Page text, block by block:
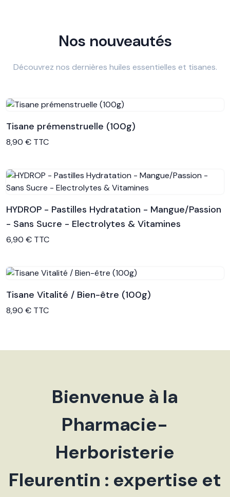
Nos nouveautés
Découvrez nos dernières huiles essentielles et tisanes.
Voir le produit
Tisane prémenstruelle (100g)
8,90 € TTC
Voir le produit
HYDROP - Pastilles Hydratation - Mangue/Passion
- Sans Sucre - Electrolytes & Vitamines
6,90 € TTC
Voir le produit
Tisane Vitalité / Bien-être (100g)
8,90 € TTC
Bienvenue à la
Pharmacie-
Herboristerie
Fleurentin : expertise et